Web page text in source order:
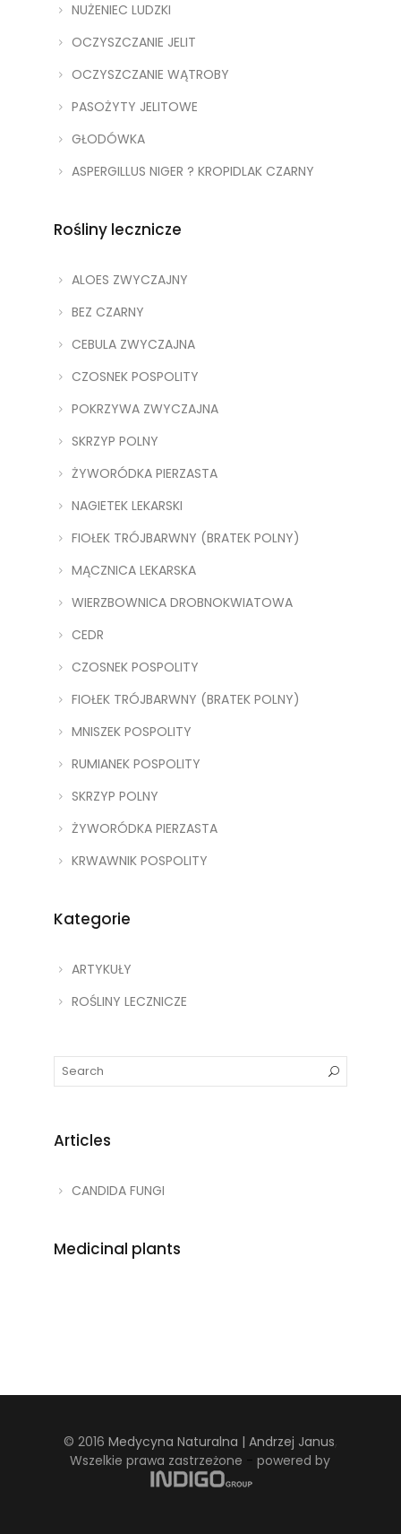
NUŻENIEC LUDZKI
OCZYSZCZANIE JELIT
OCZYSZCZANIE WĄTROBY
PASOŻYTY JELITOWE
GŁODÓWKA
ASPERGILLUS NIGER ? KROPIDLAK CZARNY
Rośliny lecznicze
ALOES ZWYCZAJNY
BEZ CZARNY
CEBULA ZWYCZAJNA
CZOSNEK POSPOLITY
POKRZYWA ZWYCZAJNA
SKRZYP POLNY
ŻYWORÓDKA PIERZASTA
NAGIETEK LEKARSKI
FIOŁEK TRÓJBARWNY (BRATEK POLNY)
MĄCZNICA LEKARSKA
WIERZBOWNICA DROBNOKWIATOWA
CEDR
CZOSNEK POSPOLITY
FIOŁEK TRÓJBARWNY (BRATEK POLNY)
MNISZEK POSPOLITY
RUMIANEK POSPOLITY
SKRZYP POLNY
ŻYWORÓDKA PIERZASTA
KRWAWNIK POSPOLITY
Kategorie
ARTYKUŁY
ROŚLINY LECZNICZE
Articles
CANDIDA FUNGI
Medicinal plants
© 2016 Medycyna Naturalna | Andrzej Janus,
Wszelkie prawa zastrzeżone - powered by